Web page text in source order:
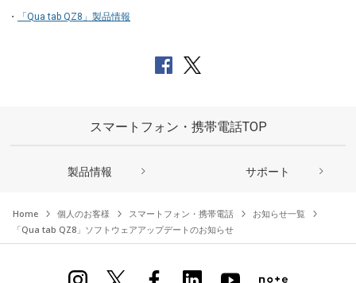
「Qua tab QZ8」製品情報
スマートフォン・携帯電話TOP
製品情報 サポート
Home 個人のお客様 スマートフォン・携帯電話
お知らせ一覧
「Qua tab QZ8」ソフトウェアアップデートのお知らせ